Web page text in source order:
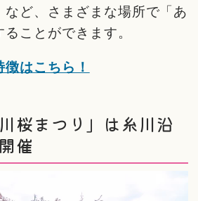
ど、さまざまな場所で「あ
ことができます。
徴はこちら！
桜まつり」は糸川沿
催